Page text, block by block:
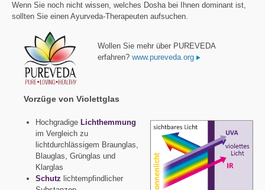
Wenn Sie noch nicht wissen, welches Dosha bei Ihnen dominant ist,
sollten Sie einen Ayurveda-Therapeuten aufsuchen.
Wollen Sie mehr über PUREVEDA
erfahren? www.pureveda.org
Vorzüge von Violettglas
Hochgradige Lichthemmung
im Vergleich zu
lichtdurchlässigem Braunglas,
Blauglas, Grünglas und
Klarglas
Schutz lichtempfindlicher